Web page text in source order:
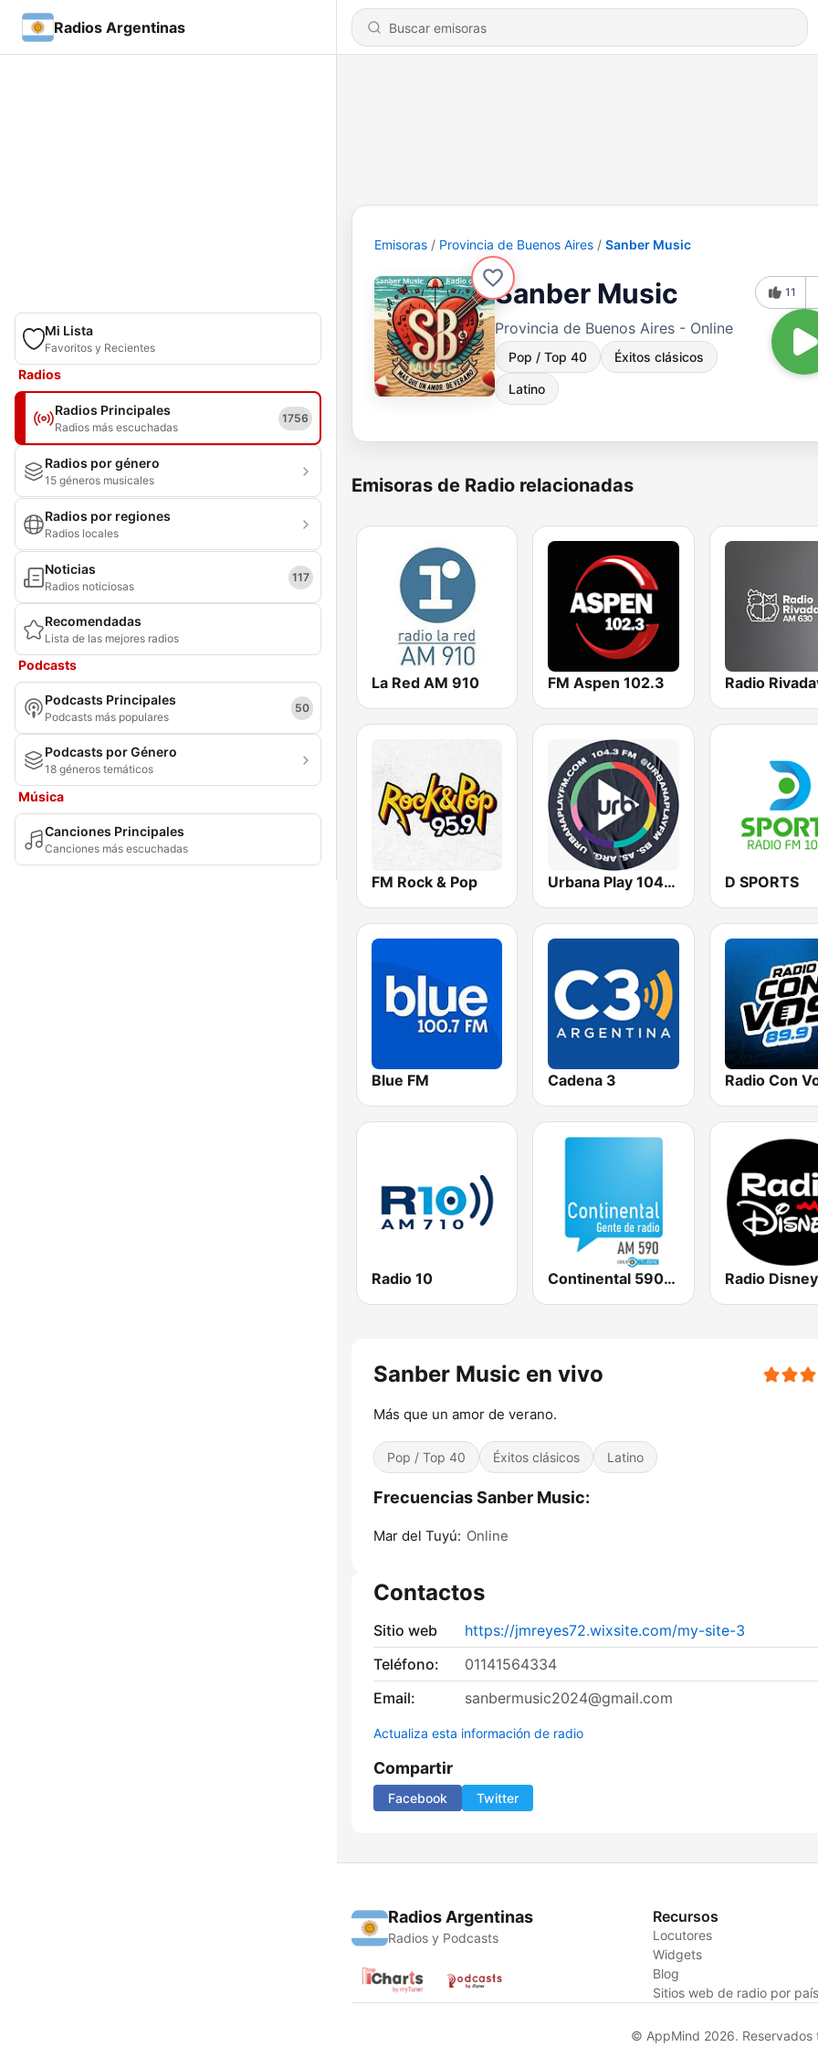
Radios Argentinas
Mi Lista
Favoritos y Recientes
Radios
Radios Principales
Radios más escuchadas
1756
Radios por género
15 géneros musicales
Radios por regiones
Radios locales
Noticias
Radios noticiosas
117
Recomendadas
Lista de las mejores radios
Podcasts
Podcasts Principales
Podcasts más populares
50
Podcasts por Género
18 géneros temáticos
Música
Canciones Principales
Canciones más escuchadas
Emisoras Provincia de Buenos Aires Sanber Music
Sanber Music
Provincia de Buenos Aires - Online
Pop / Top 40 Éxitos clásicos
Latino
11
Emisoras de Radio relacionadas
La Red AM 910 FM Aspen 102.3
FM Rock & Pop Urbana Play 104.3 FM D SPORTS
Blue FM Cadena 3
Radio 10 Continental 590 AM
Sanber Music en vivo
Más que un amor de verano.
Pop / Top 40 Éxitos clásicos Latino
Frecuencias Sanber Music:
Mar del Tuyú: Online
Contactos
Sitio web
https://jmreyes72.wixsite.com/my-site-3
Teléfono:
01141564334
Email:
sanbermusic2024@gmail.com
Actualiza esta información de radio
Compartir
Facebook Twitter
Radios Argentinas
Radios y Podcasts
Recursos
Locutores
Widgets
Blog
Sitios web de radio por país
© AppMind 2026. Reservados